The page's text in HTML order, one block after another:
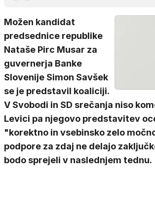
Možen kandidat
predsednice republike
Nataše Pirc Musar za
guvernerja Banke
Slovenije Simon Savšek
se je predstavil koaliciji.
V Svobodi in SD srečanja niso
Levici pa njegovo predstavitev
"korektno in vsebinsko zelo
podpore za zdaj ne delajo
bodo sprejeli v naslednjem tednu.